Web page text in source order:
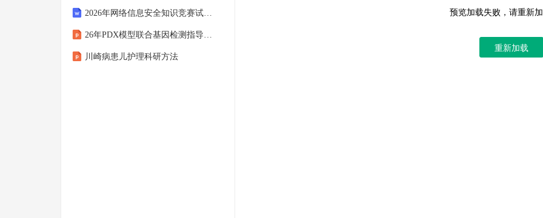
预览加载失败，请重新
重新加载
2026年网络信息安全知识竞赛试卷及答案（十六）
26年PDX模型联合基因检测指导用药
川崎病患儿护理科研方法